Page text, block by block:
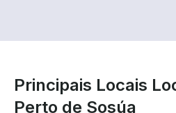
Principais Locais
Perto de Sosúa